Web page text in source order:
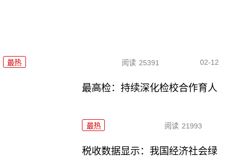
最热 阅读 25391 02-12
最高检：持续深化检校合作育人
最热 阅读 21993
税收数据显示：我国经济社会绿